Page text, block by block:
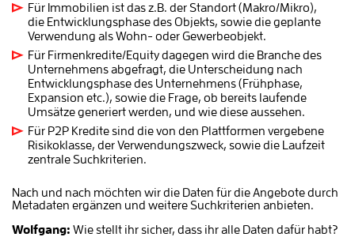
Für Immobilien ist das z.B. der Standort (Makro/Mikro),
die Entwicklungsphase des Objekts, sowie die geplante
Verwendung als Wohn- oder Gewerbeobjekt.
Für Firmenkredite/Equity dagegen wird die Branche des
Unternehmens abgefragt, die Unterscheidung nach
Entwicklungsphase des Unternehmens (Frühphase,
Expansion etc.), sowie die Frage, ob bereits laufende
Umsätze generiert werden, und wie diese aussehen.
Für P2P Kredite sind die von den Plattformen vergebene
Risikoklasse, der Verwendungszweck, sowie die Laufzeit
zentrale Suchkriterien.
Nach und nach möchten wir die Daten für die Angebote durch
Metadaten ergänzen und weitere Suchkriterien anbieten.
Wolfgang: Wie stellt ihr sicher, dass ihr alle Daten dafür habt?